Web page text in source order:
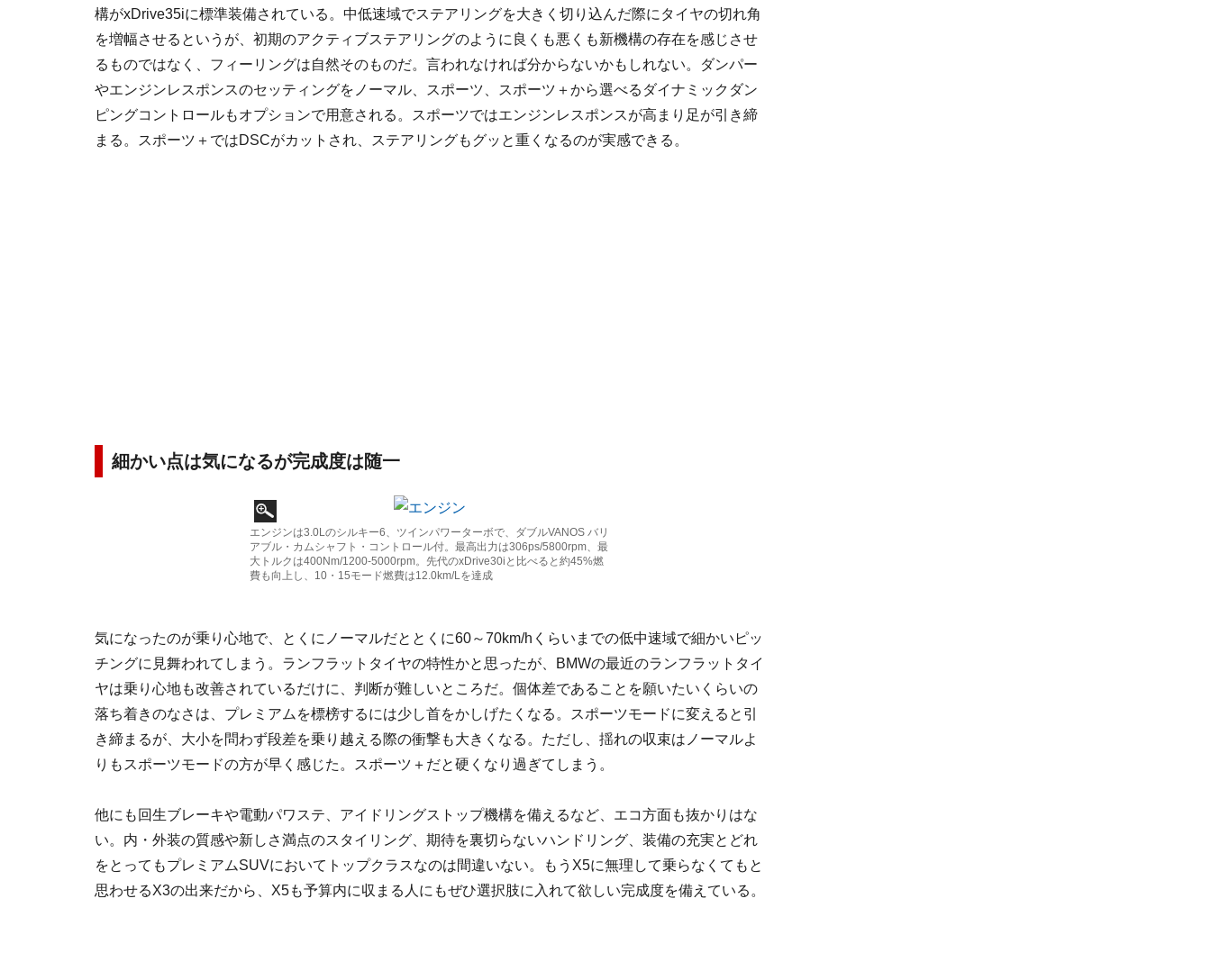
構がxDrive35iに標準装備されている。中低速域でステアリングを大きく切り込んだ際にタイヤの切れ角
を増幅させるというが、初期のアクティブステアリングのように良くも悪くも新機構の存在を感じさせ
るものではなく、フィーリングは自然そのものだ。言われなければ分からないかもしれない。ダンパー
やエンジンレスポンスのセッティングをノーマル、スポーツ、スポーツ＋から選べるダイナミックダン
ピングコントロールもオプションで用意される。スポーツではエンジンレスポンスが高まり足が引き締
まる。スポーツ＋ではDSCがカットされ、ステアリングもグッと重くなるのが実感できる。
細かい点は気になるが完成度は随一
エンジンは3.0Lのシルキー6、ツインパワーターボで、ダブルVANOS バリ
アブル・カムシャフト・コントロール付。最高出力は306ps/5800rpm、最
大トルクは400Nm/1200-5000rpm。先代のxDrive30iと比べると約45%燃
費も向上し、10・15モード燃費は12.0km/Lを達成
気になったのが乗り心地で、とくにノーマルだととくに60～70km/hくらいまでの低中速域で細かいピッ
チングに見舞われてしまう。ランフラットタイヤの特性かと思ったが、BMWの最近のランフラットタイ
ヤは乗り心地も改善されているだけに、判断が難しいところだ。個体差であることを願いたいくらいの
落ち着きのなさは、プレミアムを標榜するには少し首をかしげたくなる。スポーツモードに変えると引
き締まるが、大小を問わず段差を乗り越える際の衝撃も大きくなる。ただし、揺れの収束はノーマルよ
りもスポーツモードの方が早く感じた。スポーツ＋だと硬くなり過ぎてしまう。
他にも回生ブレーキや電動パワステ、アイドリングストップ機構を備えるなど、エコ方面も抜かりはな
い。内・外装の質感や新しさ満点のスタイリング、期待を裏切らないハンドリング、装備の充実とどれ
をとってもプレミアムSUVにおいてトップクラスなのは間違いない。もうX5に無理して乗らなくてもと
思わせるX3の出来だから、X5も予算内に収まる人にもぜひ選択肢に入れて欲しい完成度を備えている。